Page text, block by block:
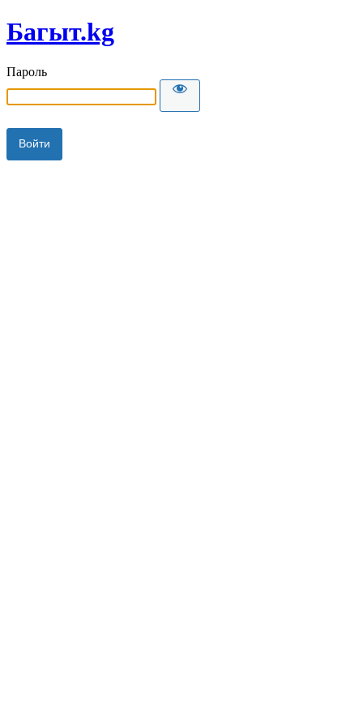
Багыт.kg
Пароль